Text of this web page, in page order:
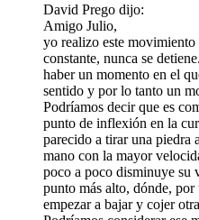
David Prego dijo:
Amigo Julio,
yo realizo este
constante, nunca se
haber un momento en el
sentido y por lo tanto un
Podríamos decir que es
punto de inflexión en la
parecido a tirar una piedra
mano con la mayor
poco a poco disminuye su
punto más alto, dónde, por
empezar a bajar y cojer